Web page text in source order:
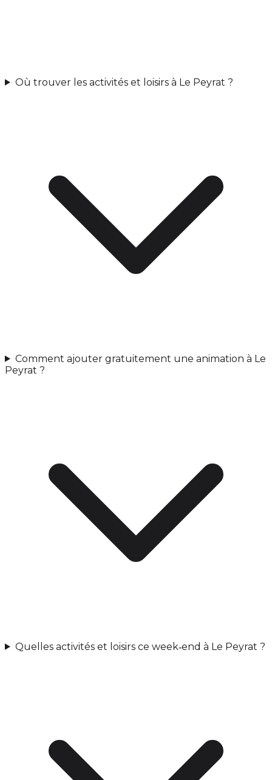
Où trouver les activités et loisirs à Le Peyrat ?
Comment ajouter gratuitement une animation à Le
Peyrat ?
Quelles activités et loisirs ce week‑end à Le Peyrat ?